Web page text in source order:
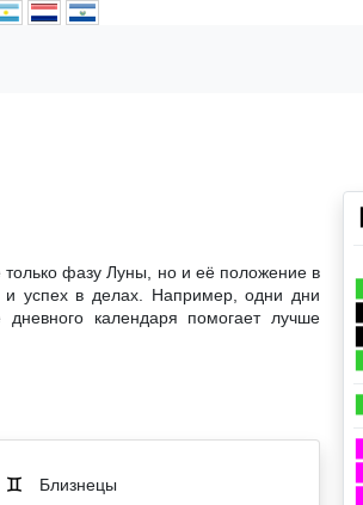
фазу Луны, но и её положение в
и успех в делах. Например, одни дни
календаря помогает лучше
♊
Близнецы